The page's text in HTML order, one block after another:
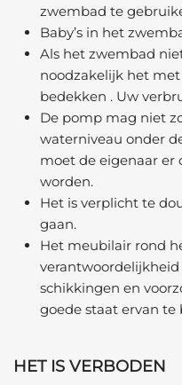
zwembad te
Baby’s in het
Als het zwembad
noodzakelijk het
bedekken . Uw
De pomp mag niet
waterniveau onder
moet de eigenaar
worden.
Het is verplicht te
gaan.
Het meubilair rond
schikkingen en
goede staat ervan te
HET IS VERBODEN